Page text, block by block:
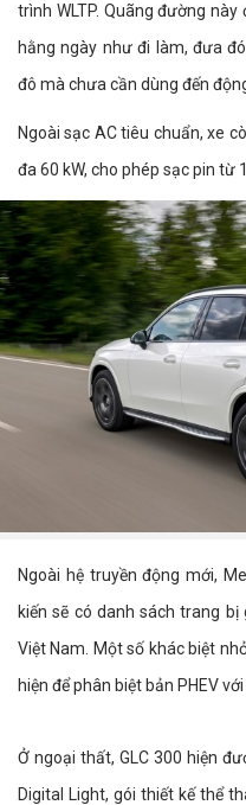
trình WLTP. Quãng đường
hằng ngày như đi làm, đưa
đô mà chưa cần dùng đến
Ngoài sạc AC tiêu chuẩn, xe
đa 60 kW, cho phép sạc pin từ
Ngoài hệ truyền động mới,
kiến sẽ có danh sách trang
Việt Nam. Một số khác biệt
hiện để phân biệt bản PHEV
Ở ngoại thất, GLC 300 hiện
Digital Light, gói thiết kế thể